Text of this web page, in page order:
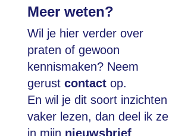
Meer weten?
Wil je hier verder over
praten of gewoon
kennismaken? Neem
gerust contactop.
En wil je dit soort inzichten
vaker lezen, dan deel ik ze
in mijn nieuwsbrief.